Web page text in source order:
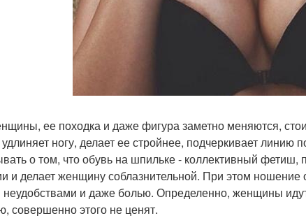
ее походка и даже фигура заметно меняются,
ногу, делает ее стройнее, подчеркивает линию
о том, что обувь на шпильке - коллективный фетиш,
и делает женщину соблазнительной. При этом ношение
и даже болью. Определенно, женщины
совершенно этого не ценят.